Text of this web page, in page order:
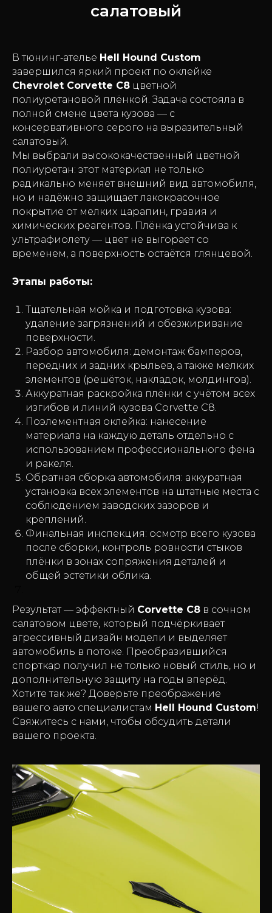
салатовый
В тюнинг‑ателье Hell Hound Custom
завершился яркий проект по оклейке
Chevrolet Corvette C8 цветной
полиуретановой плёнкой. Задача состояла в
полной смене цвета кузова — с
консервативного серого на выразительный
салатовый.
Мы выбрали высококачественный цветной
полиуретан: этот материал не только
радикально меняет внешний вид автомобиля,
но и надёжно защищает лакокрасочное
покрытие от мелких царапин, гравия и
химических реагентов. Плёнка устойчива к
ультрафиолету — цвет не выгорает со
временем, а поверхность остаётся глянцевой.
Этапы работы:
Тщательная мойка и подготовка кузова:
удаление загрязнений и обезжиривание
поверхности.
Разбор автомобиля: демонтаж бамперов,
передних и задних крыльев, а также мелких
элементов (решёток, накладок, молдингов).
Аккуратная раскройка плёнки с учётом всех
изгибов и линий кузова Corvette C8.
Поэлементная оклейка: нанесение
материала на каждую деталь отдельно с
использованием профессионального фена
и ракеля.
Обратная сборка автомобиля: аккуратная
установка всех элементов на штатные места с
соблюдением заводских зазоров и
креплений.
Финальная инспекция: осмотр всего кузова
после сборки, контроль ровности стыков
плёнки в зонах сопряжения деталей и
общей эстетики облика.
Результат — эффектный Corvette C8 в сочном
салатовом цвете, который подчёркивает
агрессивный дизайн модели и выделяет
автомобиль в потоке. Преобразившийся
спорткар получил не только новый стиль, но и
дополнительную защиту на годы вперёд.
Хотите так же? Доверьте преображение
вашего авто специалистам Hell Hound Custom!
Свяжитесь с нами, чтобы обсудить детали
вашего проекта.